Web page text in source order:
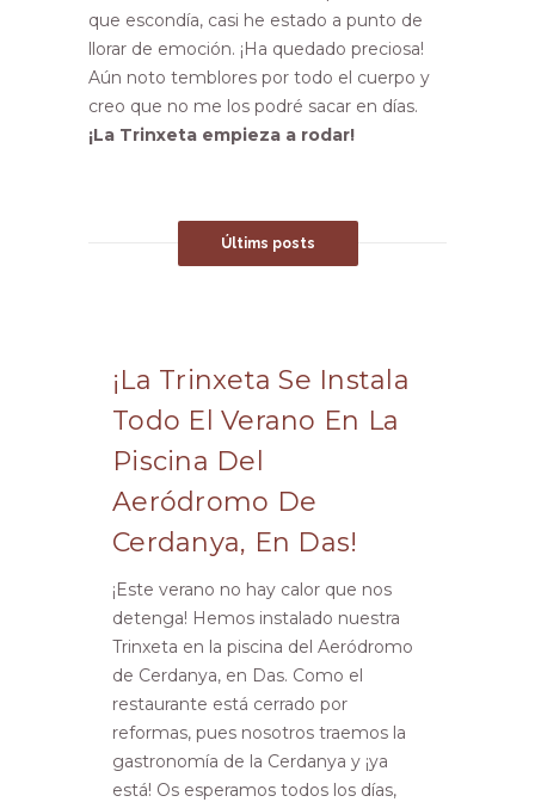
que escondía, casi he estado a punto de
llorar de emoción. ¡Ha quedado preciosa!
Aún noto temblores por todo el cuerpo y
creo que no me los podré sacar en días.
¡La Trinxeta empieza a rodar!
Últims posts
¡La Trinxeta Se Instala
Todo El Verano En La
Piscina Del
Aeródromo De
Cerdanya, En Das!
¡Este verano no hay calor que nos
detenga! Hemos instalado nuestra
Trinxeta en la piscina del Aeródromo
de Cerdanya, en Das. Como el
restaurante está cerrado por
reformas, pues nosotros traemos la
gastronomía de la Cerdanya y ¡ya
está! Os esperamos todos los días,